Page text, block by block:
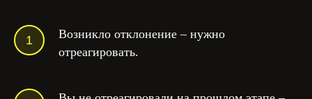
Возникло отклонение – нужно
отреагировать.